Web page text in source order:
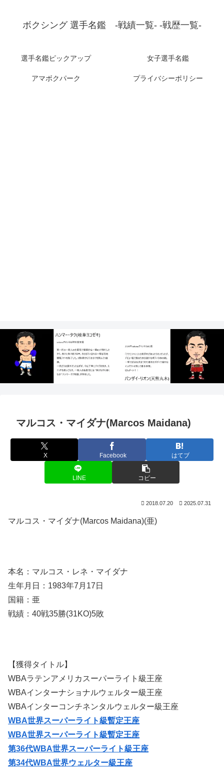
ボクシング 選手名鑑 -戦績一覧- -戦歴一覧-
選手名鑑ピックアップ 女子選手名鑑
アマボクパーク プライバシーポリシー
マルコス・マイダナ(Marcos Maidana)
X Facebook はてブ
LINE コピー
2018.07.20 2025.07.31
マルコス・マイダナ(Marcos Maidana)(亜)
本名：マルコス・レネ・マイダナ
生年月日：1983年7月17日
国籍：亜
戦績：40戦35勝(31KO)5敗
【獲得タイトル】
WBAラテンアメリカスーパーライト級王座
WBAインターナショナルウェルター級王座
WBAインターコンチネンタルウェルター級王座
WBA世界スーパーライト級暫定王座
WBA世界スーパーライト級暫定王座
第36代WBA世界スーパーライト級王座
第34代WBA世界ウェルター級王座